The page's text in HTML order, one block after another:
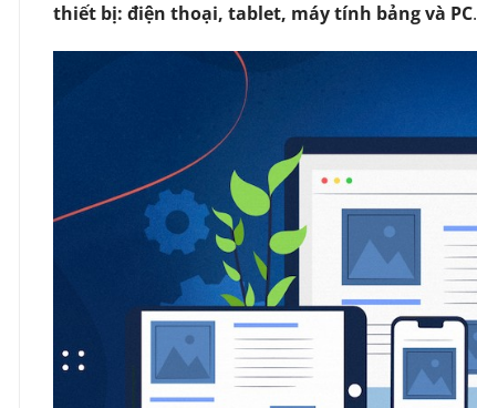
thiết bị: điện thoại, tablet, máy tính bảng và PC.